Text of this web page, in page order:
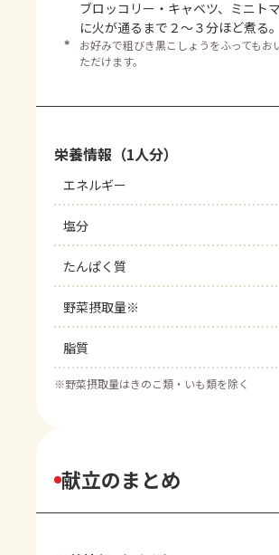
ブロッコリー・キャベツ、ミニト
に火が通るまで２～３分ほど煮る。
＊
お好みで粗びき黒こしょうをふってもお
ただけます。
栄養情報（1人分）
エネルギー
塩分
たんぱく質
野菜摂取量※
脂質
※野菜摂取量はきのこ類・いも類を除く
献立のまとめ